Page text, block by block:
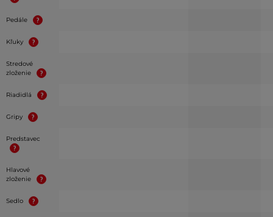
Pedále
Kľuky
Stredové
zloženie
Riadidlá
Gripy
Predstavec
Hlavové
zloženie
Sedlo